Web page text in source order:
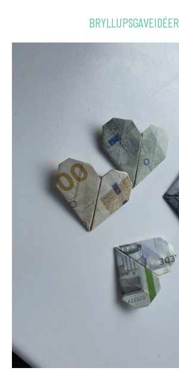
BRYLLUPSGAVEIDÉER